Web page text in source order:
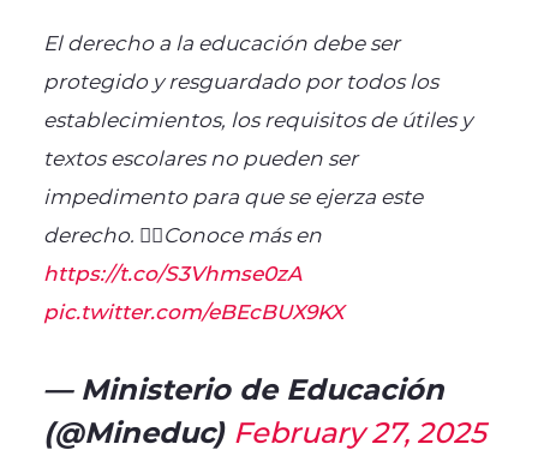
El derecho a la educación debe ser
protegido y resguardado por todos los
establecimientos, los requisitos de útiles y
textos escolares no pueden ser
impedimento para que se ejerza este
derecho. 👉🏼Conoce más en
https://t.co/S3Vhmse0zA
pic.twitter.com/eBEcBUX9KX
— Ministerio de Educación
(@Mineduc) February 27, 2025